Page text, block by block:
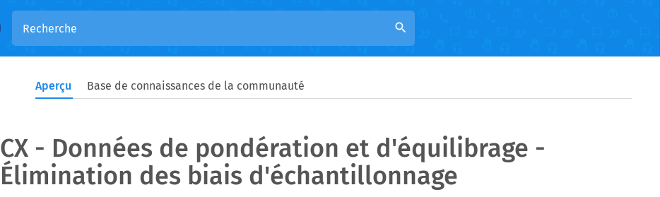
search
Aperçu Base de connaissances de la communauté
CX - Données de pondération et d'équilibrage -
Élimination des biais d'échantillonnage